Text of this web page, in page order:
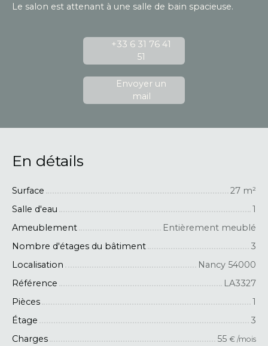
Le salon est attenant à une salle de bain spacieuse.
+33 6 31 76 41
51
Envoyer un
mail
En détails
Surface 27 m²
Salle d'eau
1
Ameublement
Entièrement meublé
Nombre d'étages du bâtiment
3
Localisation
Nancy 54000
Référence
LA3327
Pièces
1
Étage
3
Charges
55 € /mois